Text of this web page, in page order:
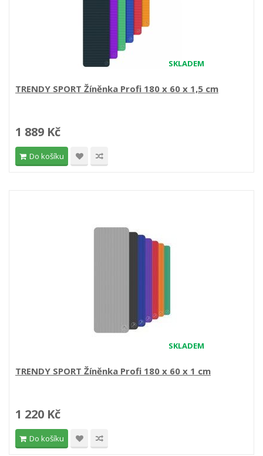
SKLADEM
TRENDY SPORT Žíněnka Profi 180 x 60 x 1,5 cm
1 889 Kč
Do košíku
SKLADEM
TRENDY SPORT Žíněnka Profi 180 x 60 x 1 cm
1 220 Kč
Do košíku